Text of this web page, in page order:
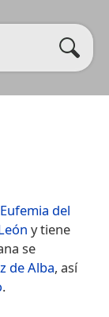
del
y tiene
se
de Alba, así
.